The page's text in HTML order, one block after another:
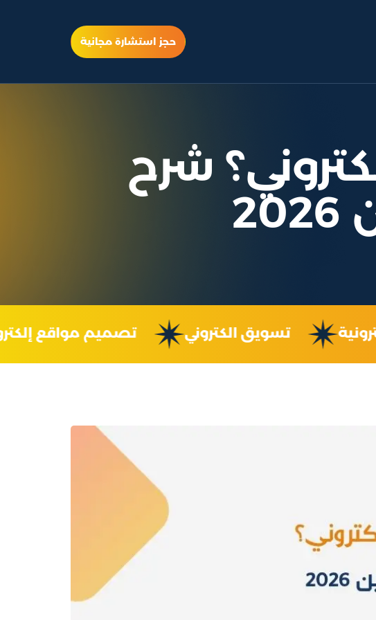
حجز استشارة مجانية
شرح
تسويق الكتروني تصميم مواقع